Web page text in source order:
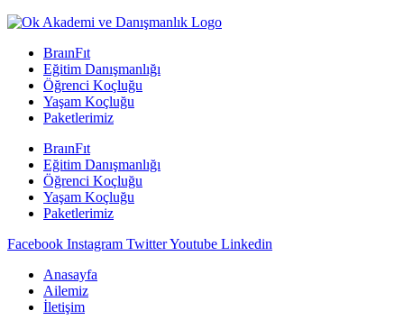
BraınFıt
Eğitim Danışmanlığı
Öğrenci Koçluğu
Yaşam Koçluğu
Paketlerimiz
BraınFıt
Eğitim Danışmanlığı
Öğrenci Koçluğu
Yaşam Koçluğu
Paketlerimiz
Facebook Instagram TwitterYoutube Linkedin
Anasayfa
Ailemiz
İletişim